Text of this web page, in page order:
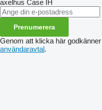
axelhus Case IH
Prenumerera
Genom att klicka här
användaravtal.